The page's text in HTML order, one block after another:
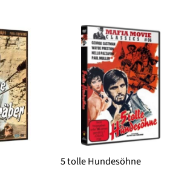
5 tolle Hundesöhne